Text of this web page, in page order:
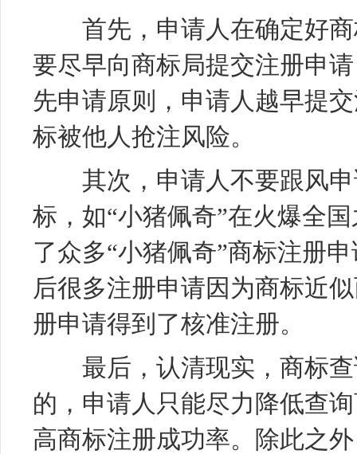
首先，申请人在确定好商
要尽早向商标局提交注册申
先申请原则，申请人越早提
标被他人抢注风险。
其次，申请人不要跟风申
标，如“小猪佩奇”在火爆全
了众多“小猪佩奇”商标注册
后很多注册申请因为商标近
册申请得到了核准注册。
最后，认清现实，商标查
的，申请人只能尽力降低查
高商标注册成功率。除此之